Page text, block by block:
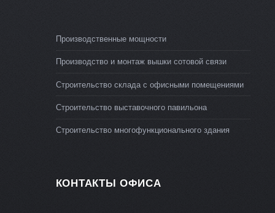
Производственные мощности
Производство и монтаж вышки сотовой связи
Строительство склада с офисными помещениями
Строительство выставочного павильона
Строительство многофункционального здания
КОНТАКТЫ ОФИСА